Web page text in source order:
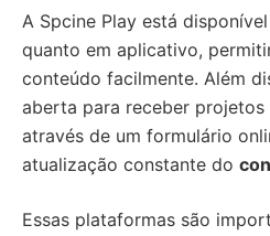
A Spcine Play está
quanto em aplicativo,
conteúdo facilmente. Além
aberta para receber projetos
através de um formulário
atualização constante do
Essas plataformas são